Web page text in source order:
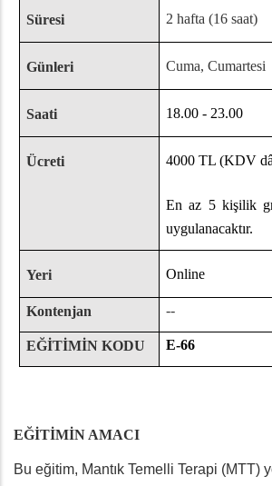
Süresi 2 hafta (16 saat)
Günleri Cuma, Cumartesi
Saati 18.00 - 23.00
Ücreti 4000 TL (KDV
En az 5 kişilik
uygulanacaktır.
Yeri Online
Kontenjan --
EĞİTİMİN KODU E-66
EĞİTİMİN AMACI
Bu eğitim, Mantık Temelli Terapi (MTT)